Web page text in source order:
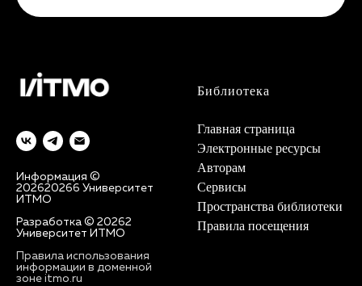
Информация ©
202620266 Университет
ИТМО
Разработка © 20262
Университет ИТМО
Правила использования
информации в доменной
зоне itmo.ru
Библиотека
Главная страница
Электронные ресурсы
Авторам
Сервисы
Пространства библиотеки
Правила посещения